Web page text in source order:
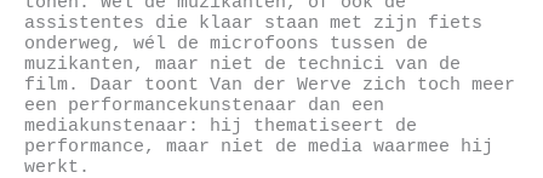
assistentes die klaar staan met zijn fiets
onderweg, wél de microfoons tussen de
muzikanten, maar niet de technici van de
film. Daar toont Van der Werve zich toch meer
een performancekunstenaar dan een
mediakunstenaar: hij thematiseert de
performance, maar niet de media waarmee hij
werkt.